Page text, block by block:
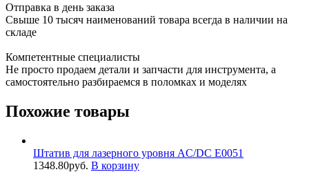
Отправка в день заказа
Свыше 10 тысяч наименований товара всегда в наличии на
складе
Компетентные специалисты
Не просто продаем детали и запчасти для инструмента, а
самостоятельно разбираемся в поломках и моделях
Похожие товары
Штатив для лазерного уровня AC/DC E0051
1348.80руб. В корзину